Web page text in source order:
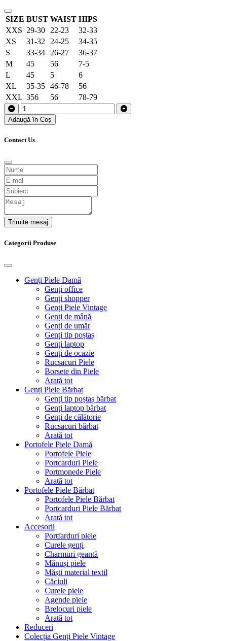
SIZE BUST WAIST HIPS
XXS 29-30 22-23
32-33
XS
31-32 24-25
34-35
S
33-34 26-27
36-37
M
45 56
7-5
L
45 5
6
XL
35-35 46-78
56
XXL 356 56 78-79
Adaugă în Coș
Contact Us
Trimite mesaj
Categorii Produse
Genți Piele Damă
Genți office
Genți shopper
Genți Piele Vintage
Genți de mână
Genți de umăr
Genți tip poștaș
Genți laptop
Genți de ocazie
Rucsacuri Piele
Borsete din Piele
Arată tot
Genți Piele Bărbat
Genți tip poștaș bărbat
Genți laptop bărbat
Genți de călătorie
Rucsacuri bărbat
Arată tot
Portofele Piele Damă
Portofele Piele
Portcarduri Piele
Portmonede Piele
Arată tot
Portofele Piele Bărbat
Portofele Piele Bărbat
Portcarduri Piele Bărbat
Arată tot
Accesorii
Portfarduri piele
Curele genți
Charmuri geantă
Mănuși piele
Măști material textil
Căciuli
Curele piele
Agende piele
Brelocuri piele
Arată tot
Reduceri
Colecția Genți Piele Vintage